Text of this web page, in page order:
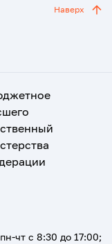
Наверх
чт с 8:30 до 17:00;